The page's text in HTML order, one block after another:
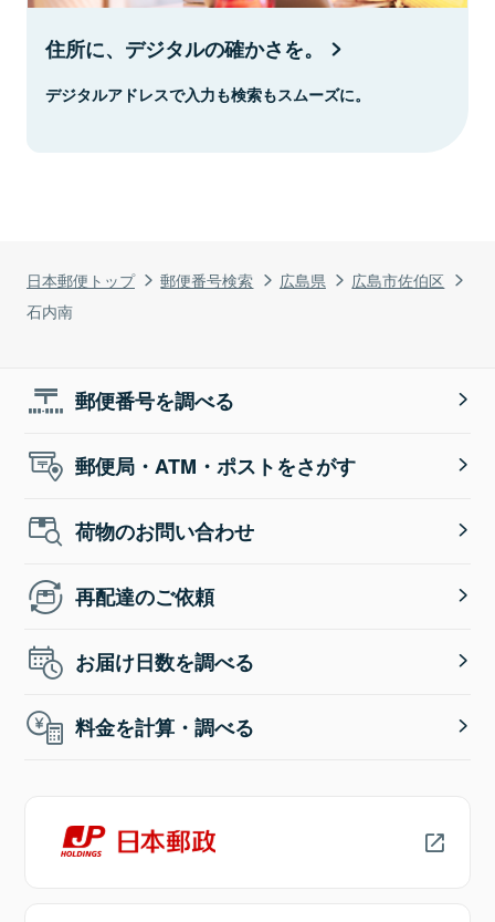
日本郵便トップ 郵便番号検索 広島県
広島市佐伯区
石内南
住所に、デジタルの確かさを。
デジタルアドレスで入力も検索もスムーズに。
郵便番号を調べる
郵便局・ATM・ポストをさがす
荷物のお問い合わせ
再配達のご依頼
お届け日数を調べる
料金を計算・調べる